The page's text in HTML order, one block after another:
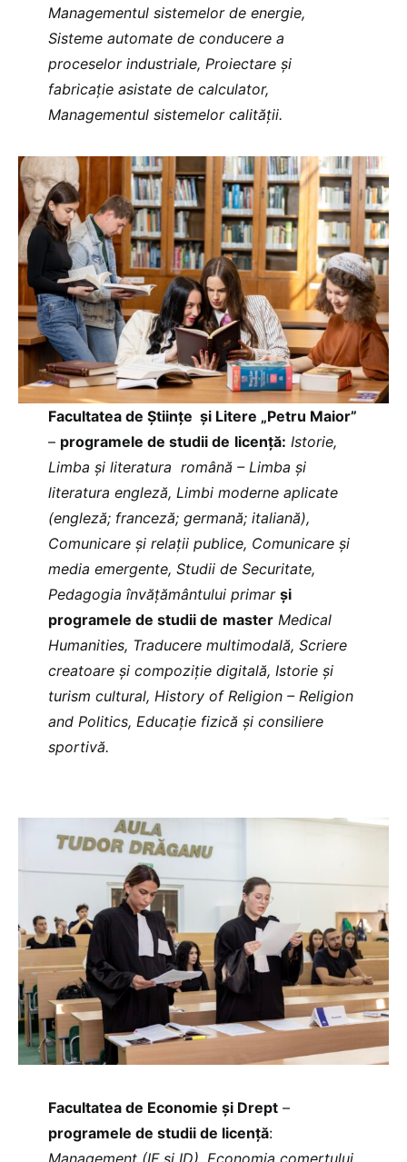
Managementul sistemelor de energie,
Sisteme automate de conducere a
proceselor industriale, Proiectare și
fabricație asistate de calculator,
Managementul sistemelor calității.
Facultatea de Științe și Litere „Petru Maior”
– programele de studii de licență: Istorie,
Limba și literatura română – Limba și
literatura engleză, Limbi moderne aplicate
(engleză; franceză; germană; italiană),
Comunicare și relații publice, Comunicare și
media emergente, Studii de Securitate,
Pedagogia învățământului primar și
programele de studii de master Medical
Humanities, Traducere multimodală, Scriere
creatoare și compoziție digitală, Istorie și
turism cultural, History of Religion – Religion
and Politics, Educație fizică și consiliere
sportivă.
Facultatea de Economie și Drept–
programele de studii de licență:
Management (IF și ID), Economia comerțului,